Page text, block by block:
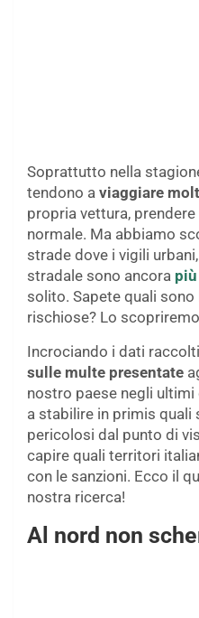
Soprattutto nella
tendono a viaggiare
propria vettura,
normale. Ma abbiamo
strade dove i vigili
stradale sono ancora
solito. Sapete quali
rischiose? Lo
Incrociando i dati
sulle multe presentate
nostro paese negli
a stabilire in primis
pericolosi dal punto di
capire quali territori
con le sanzioni. Ecco il
nostra ricerca!
Al nord non